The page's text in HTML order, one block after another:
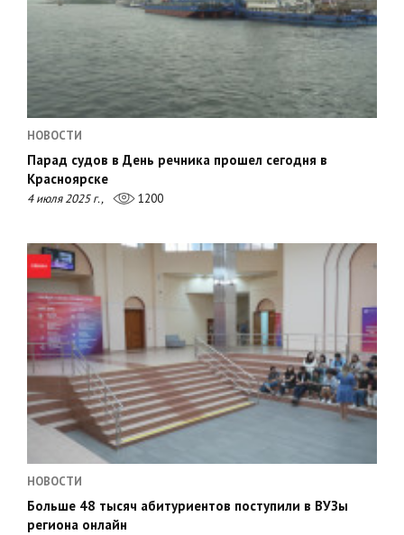
НОВОСТИ
Парад судов в День речника прошел сегодня в
Красноярске
4 июля 2025 г., 1200
НОВОСТИ
Больше 48 тысяч абитуриентов поступили в ВУЗы
региона онлайн